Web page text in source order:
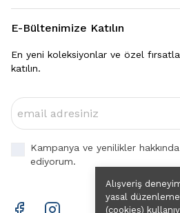
Alışveriş
yasal
(cookies)
E-Bültenimize Katılın
En yeni koleksiyonlar ve özel
katılın.
Kampanya ve yenilikler
ediyorum.